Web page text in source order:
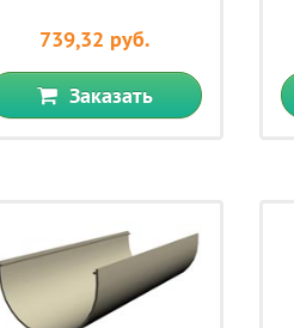
739,32 руб.
Заказать